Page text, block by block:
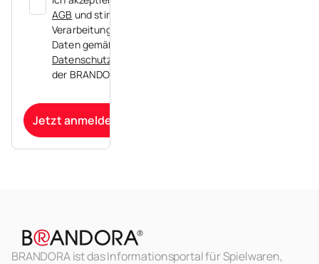
AGB und stimme der
Verarbeitung meiner
Daten gemäß der
Datenschutzerklärung
der BRANDORA zu.
Jetzt anmelden
BRANDORA ist das Informationsportal für Spielwaren,